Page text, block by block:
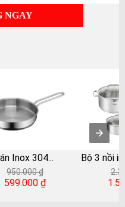
NGAY
Inox 304...
950.000 ₫
599.000 ₫
Bộ 3 nồi